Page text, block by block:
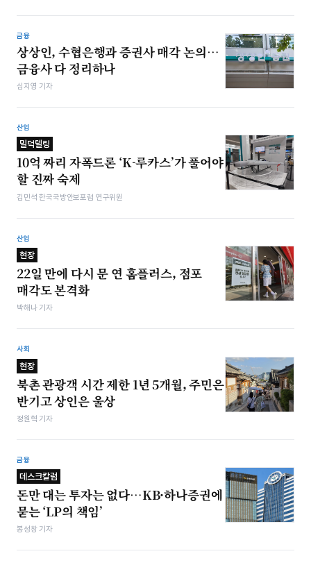
금융
상상인, 수협은행과 증권사 매각 논의…
금융사 다 정리하나
심지영 기자
산업
밀덕텔링
10억 짜리 자폭드론 ‘K-루카스’가 풀어야
할 진짜 숙제
김민석 한국국방안보포럼 연구위원
산업
현장
22일 만에 다시 문 연 홈플러스, 점포
매각도 본격화
박해나 기자
사회
현장
북촌 관광객 시간 제한 1년 5개월, 주민은
반기고 상인은 울상
정원혁 기자
금융
데스크칼럼
돈만 대는 투자는 없다…KB·하나증권에
묻는 ‘LP의 책임’
봉성창 기자